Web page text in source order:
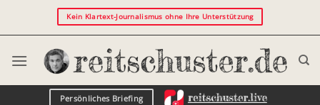
Kein Klartext-Journalismus ohne Ihre Unterstützung
Persönliches Briefing